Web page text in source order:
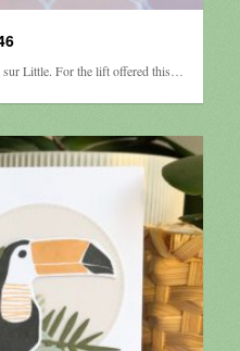
Little. For the lift offered this…